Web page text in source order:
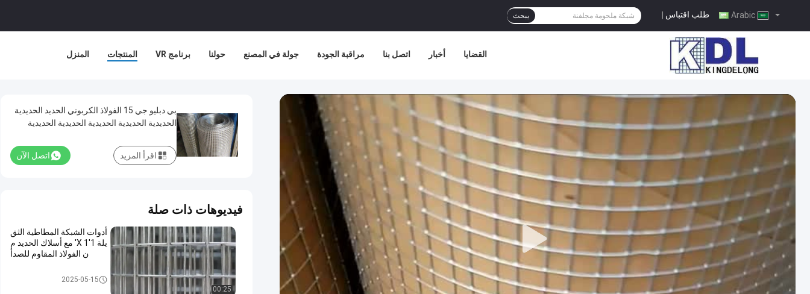
طلب اقتباس يبحث
المنزل المنتجات برنامج VR حولنا جولة في المصنع مراقبة الجودة اتصل بنا أخبار القضايا
بي دبليو جي 15 الفولاذ الكربوني الحديد الحديدية
الحديدية الحديدية الحديدية الحديدية الحديدية
اتصل الآن اقرأ المزيد
فيديوهات ذات صلة
00:25
أدوات الشبكة المطاطية الثق
يلة 1'X 1' مع أسلاك الحديد م
ن الفولاذ المقاوم للصدأ
رولات شبكة ملحومة2025-05-15